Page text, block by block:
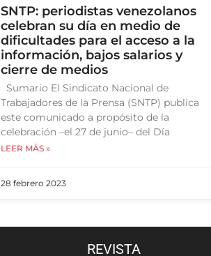
SNTP: periodistas venezolanos
celebran su día en medio de
dificultades para el acceso a la
información, bajos salarios y
cierre de medios
Sumario El Sindicato Nacional de
Trabajadores de la Prensa (SNTP) publica
este comunicado a propósito de la
celebración –el 27 de junio– del Día
LEER MÁS »
28 febrero 2023
REVISTA